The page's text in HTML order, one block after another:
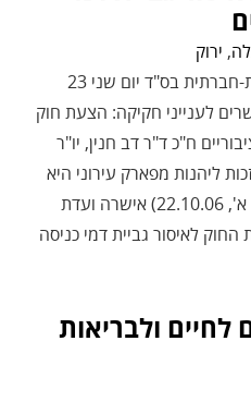
, ירוק
כנסת ישראל השדולה הסביבתית-חברתית בס"ד יום שני 23
בועדת שרים לענייני חקיקה: הצעת חוק
ח"כ ד"ר דב חנין, יו"ר
ליהנות מפארק עירוני היא
זכות אנושית בסיסית אתמול (יום א', 22.10.06) אישרה ועדת
לאיסור גביית דמי כניסה
לחיים ולבריאות